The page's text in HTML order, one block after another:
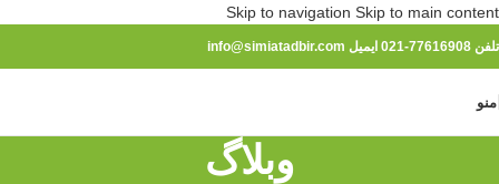
Skip to navigation Skip to main content
تلفن 77616908-021 ایمیل info@simiatadbir.com
منو
وبلاگ